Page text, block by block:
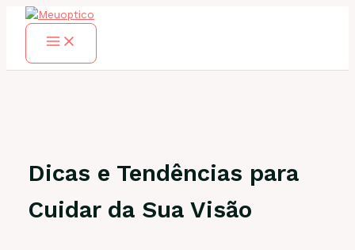
content
Dicas e Tendências para
Cuidar da Sua Visão